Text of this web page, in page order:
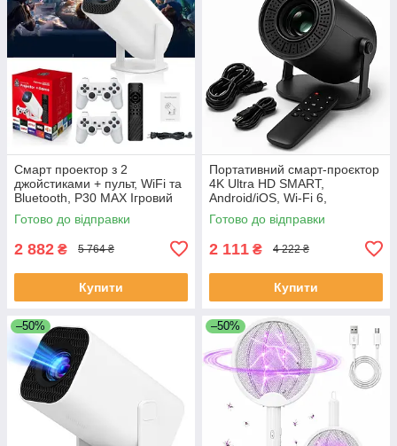
Смарт проектор з 2
джойстиками + пульт, WiFi та
Bluetooth, Р30 МАХ Ігровий
проектор для дому приставка
UX-20
Готово до відправки
2 882 ₴ 5 764 ₴
Купити
Портативний смарт-проєктор
4K Ultra HD SMART,
Android/iOS, Wi-Fi 6,
Bluetooth, HDMI, домашній
кінотеатр JU-56
Готово до відправки
2 111 ₴ 4 222 ₴
Купити
–50% –50%